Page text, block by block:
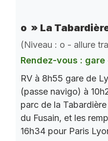
o » La
(Niveau : o - allure
Rendez-vous : gare
RV à 8h55 gare de
(passe navigo) à
parc de la
du Fusain, et les
16h34 pour Paris